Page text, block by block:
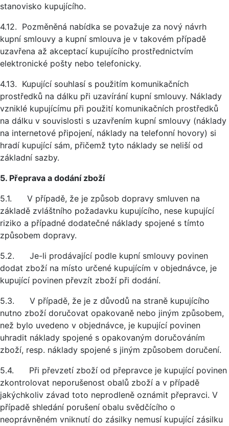
stanovisko kupujícího.
4.12. Pozměněná nabídka se považuje za nový návrh
kupní smlouvy a kupní smlouva je v takovém případě
uzavřena až akceptací kupujícího prostřednictvím
elektronické pošty nebo telefonicky.
4.13. Kupující souhlasí s použitím komunikačních
prostředků na dálku při uzavírání kupní smlouvy. Náklady
vzniklé kupujícímu při použití komunikačních prostředků
na dálku v souvislosti s uzavřením kupní smlouvy (náklady
na internetové připojení, náklady na telefonní hovory) si
hradí kupující sám, přičemž tyto náklady se neliší od
základní sazby.
5. Přeprava a dodání zboží
5.1. V případě, že je způsob dopravy smluven na
základě zvláštního požadavku kupujícího, nese kupující
riziko a případné dodatečné náklady spojené s tímto
způsobem dopravy.
5.2. Je-li prodávající podle kupní smlouvy povinen
dodat zboží na místo určené kupujícím v objednávce, je
kupující povinen převzít zboží při dodání.
5.3. V případě, že je z důvodů na straně kupujícího
nutno zboží doručovat opakovaně nebo jiným způsobem,
než bylo uvedeno v objednávce, je kupující povinen
uhradit náklady spojené s opakovaným doručováním
zboží, resp. náklady spojené s jiným způsobem doručení.
5.4. Při převzetí zboží od přepravce je kupující povinen
zkontrolovat neporušenost obalů zboží a v případě
jakýchkoliv závad toto neprodleně oznámit přepravci. V
případě shledání porušení obalu svědčícího o
neoprávněném vniknutí do zásilky nemusí kupující zásilku